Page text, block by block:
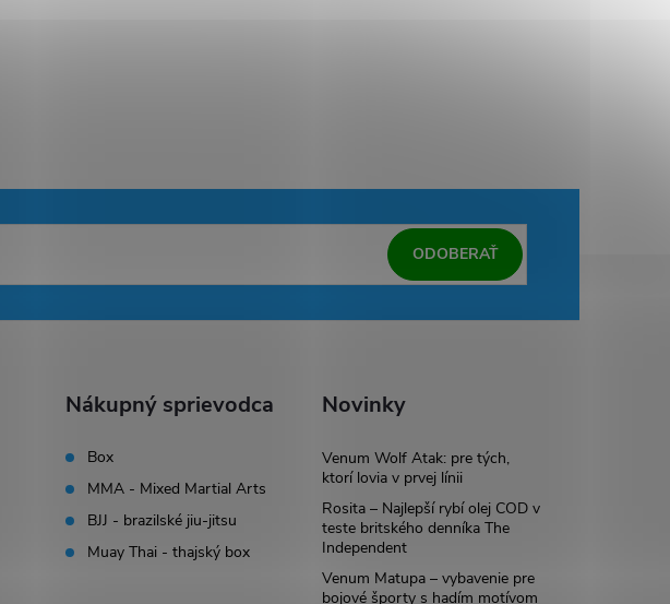
ODOBERAŤ
Nákupný sprievodca
Box
MMA - Mixed Martial Arts
BJJ - brazilské jiu-jitsu
Muay Thai - thajský box
Novinky
Venum Wolf Atak: pre tých,
ktorí lovia v prvej línii
Rosita – Najlepší rybí olej COD v
teste britského denníka The
Independent
Venum Matupa – vybavenie pre
bojové športy s hadím motívom